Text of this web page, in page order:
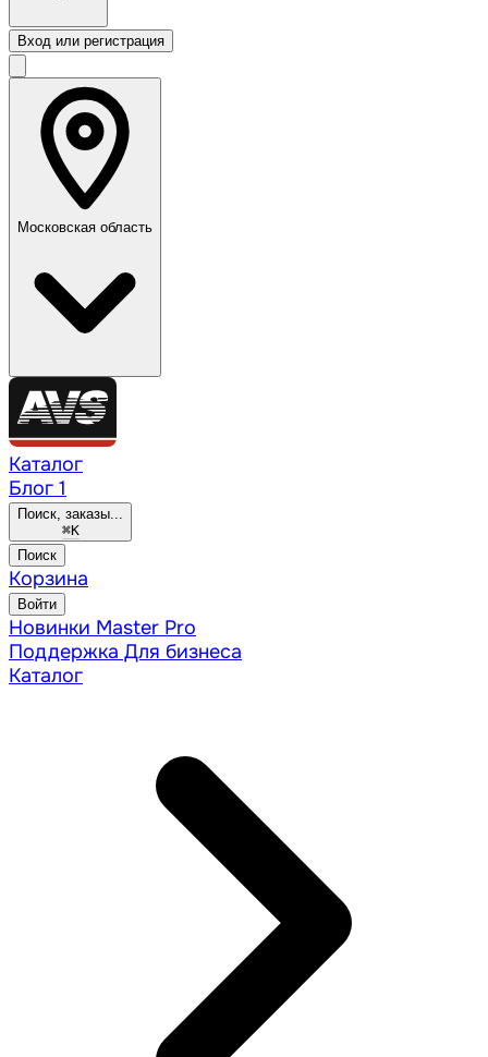
Вход или регистрация
Московская область
Каталог
Блог 1
Поиск, заказы...
⌘K
Поиск
Корзина
Войти
Новинки Master Pro
Поддержка Для бизнеса
Каталог